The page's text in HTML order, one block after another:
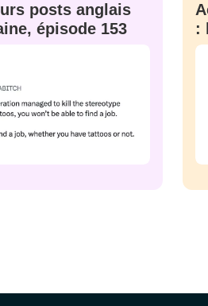
posts anglais
épisode 153
: